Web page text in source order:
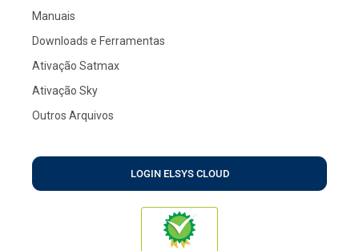
Manuais
Downloads e Ferramentas
Ativação Satmax
Ativação Sky
Outros Arquivos
LOGIN ELSYS CLOUD